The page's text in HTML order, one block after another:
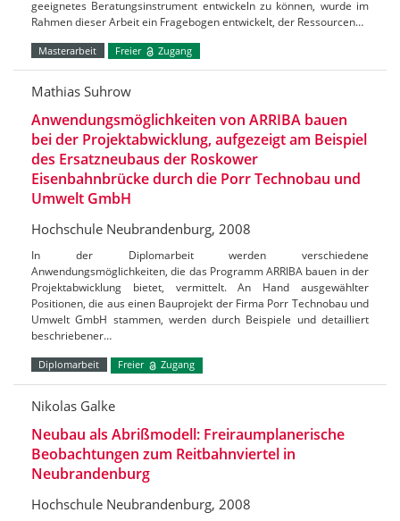
geeignetes Beratungsinstrument entwickeln zu können, wurde im
Rahmen dieser Arbeit ein Fragebogen entwickelt, der Ressourcen…
Masterarbeit Freier Zugang
Mathias Suhrow
Anwendungsmöglichkeiten von ARRIBA bauen
bei der Projektabwicklung, aufgezeigt am Beispiel
des Ersatzneubaus der Roskower
Eisenbahnbrücke durch die Porr Technobau und
Umwelt GmbH
Hochschule Neubrandenburg, 2008
In der Diplomarbeit werden verschiedene
Anwendungsmöglichkeiten, die das Programm ARRIBA bauen in der
Projektabwicklung bietet, vermittelt. An Hand ausgewählter
Positionen, die aus einen Bauprojekt der Firma Porr Technobau und
Umwelt GmbH stammen, werden durch Beispiele und detailliert
beschriebener…
Diplomarbeit Freier Zugang
Nikolas Galke
Neubau als Abrißmodell: Freiraumplanerische
Beobachtungen zum Reitbahnviertel in
Neubrandenburg
Hochschule Neubrandenburg, 2008